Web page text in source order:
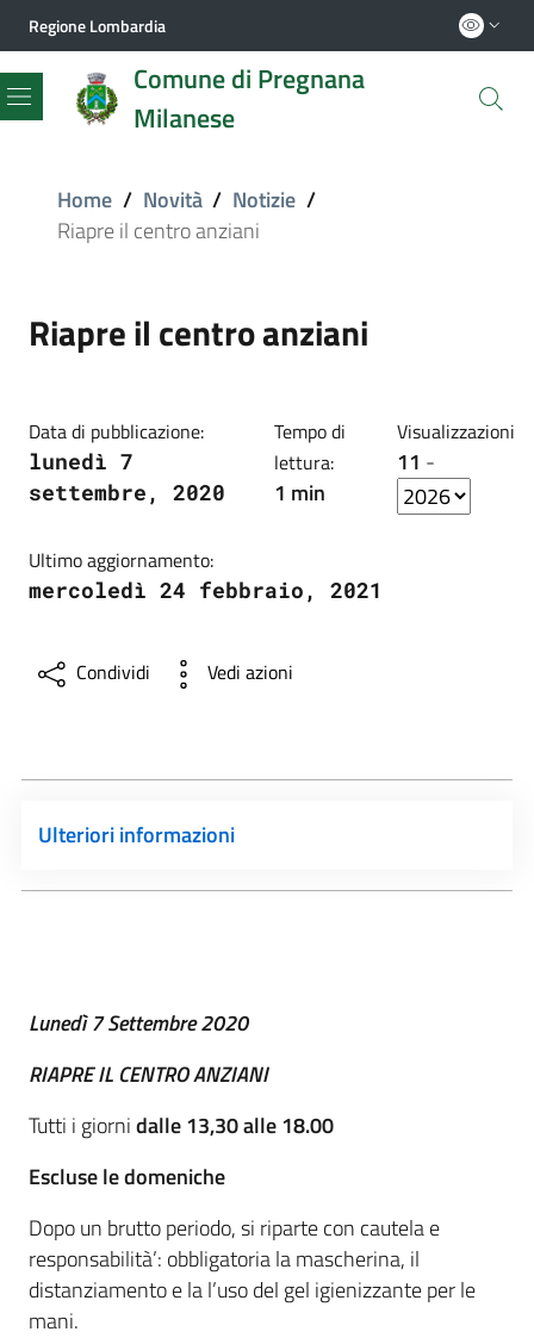
Regione Lombardia
Comune di Pregnana
Milanese
Menu
Home / Novità / Notizie /
Riapre il centro anziani
Riapre il centro anziani
Data di pubblicazione:
lunedì 7
settembre, 2020
Tempo di
lettura:
1 min
Visualizzazioni
11 -
Ultimo aggiornamento:
mercoledì 24 febbraio, 2021
Condividi Vedi azioni
Ulteriori informazioni
Lunedì 7 Settembre 2020
RIAPRE IL CENTRO ANZIANI
Tutti i giornidalle 13,30 alle 18.00
Escluse le domeniche
Dopo un brutto periodo, si riparte con cautela e
responsabilità’: obbligatoria la mascherina, il
distanziamento e la l’uso del gel igienizzante per le
mani.